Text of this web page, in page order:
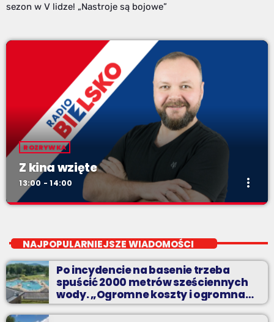
sezon w V lidze! „Nastroje są bojowe”
ROZRYWKA
Z kina wzięte
13:00 - 14:00 more_vert
Soboty od 13 do 14
Z Kina Wzięte to audycja w której film występuje roli głównej.
NAJPOPULARNIEJSZE WIADOMOŚCI
Po incydencie na basenie trzeba
spuścić 2000 metrów sześciennych
wody. „Ogromne koszty i ogromna
praca”